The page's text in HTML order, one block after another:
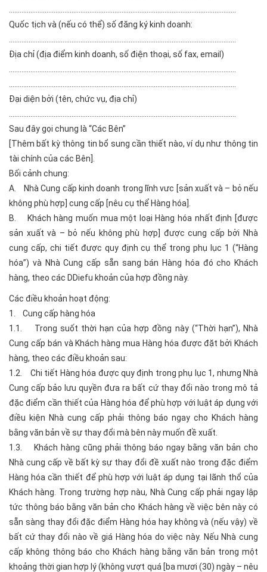
Quốc tịch và (nếu có thể) số đăng ký kinh doanh:
Địa chỉ (địa điểm kinh doanh, số điện thoại, số fax, email)
Đại diện bởi (tên, chức vụ, địa chỉ)
Sau đây gọi chung là “Các Bên”
[Thêm bất kỳ thông tin bổ sung cần thiết nào, ví dụ như thông tin
tài chính của các Bên].
Bối cảnh chung:
A. Nhà Cung cấp kinh doanh trong lĩnh vưc [sản xuất và – bỏ nếu
không phù hợp] cung cấp [nêu cụ thể Hàng hóa].
B. Khách hàng muốn mua một loại Hàng hóa nhất định [được
sản xuất và – bỏ nếu không phù hợp] được cung cấp bởi Nhà
cung cấp, chi tiết được quy định cụ thể trong phụ lục 1 (“Hàng
hóa”) và Nhà Cung cấp sẵn sang bán Hàng hóa đó cho Khách
hàng, theo các DDiefu khoản của hợp đồng này.
Các điều khoản hoạt động:
1. Cung cấp hàng hóa
1.1. Trong suốt thời hạn của hợp đồng này (“Thời hạn”), Nhà
Cung cấp bán và Khách hàng mua Hàng hóa được đặt bởi Khách
hàng, theo các điều khoản sau:
1.2. Chi tiết Hàng hóa được quy định trong phụ lục 1, nhưng Nhà
Cung cấp bảo lưu quyền đưa ra bất cứ thay đổi nào trong mô tả
đặc điểm cần thiết của Hàng hóa để phù hợp với luật áp dụng với
điều kiện Nhà cung cấp phải thông báo ngay cho Khách hàng
bằng văn bản về sự thay đổi mà bên này muốn đề xuất.
1.3. Khách hàng cũng phải thông báo ngay bằng văn bản cho
Nhà cung cấp về bất kỳ sự thay đổi đề xuất nào trong đặc điểm
Hàng hóa cần thiết để phù hợp với luật áp dụng tại lãnh thổ của
Khách hàng. Trong trường hợp nàu, Nhà Cung cấp phải ngay lập
tức thông báo bằng văn bản cho Khách hàng về việc bên này có
sẵn sàng thay đổi đặc điểm Hàng hóa hay không và (nếu vậy) về
bất cứ thay đổi nào về giá Hàng hóa do việc này. Nếu Nhà cung
cấp không thông báo cho Khách hàng bằng văn bản trong một
khoảng thời gian hợp lý (không vượt quá [ba mươi (30) ngày – nêu